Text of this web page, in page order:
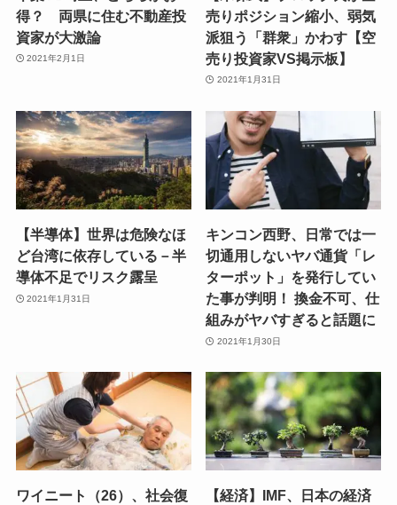
得？ 両県に住む不動産投
資家が大激論
2021年2月1日
売りポジション縮小、弱気
派狙う「群衆」かわす【空
売り投資家VS掲示板】
2021年1月31日
【半導体】世界は危険なほ
ど台湾に依存している－半
導体不足でリスク露呈
2021年1月31日
キンコン西野、日常では一
切通用しないヤバ通貨「レ
ターポット」を発行してい
た事が判明！ 換金不可、仕
組みがヤバすぎると話題に
2021年1月30日
ワイニート（26）、社会復
【経済】IMF、日本の経済